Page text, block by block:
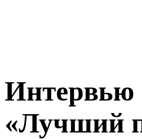
Интервью
«Лучший